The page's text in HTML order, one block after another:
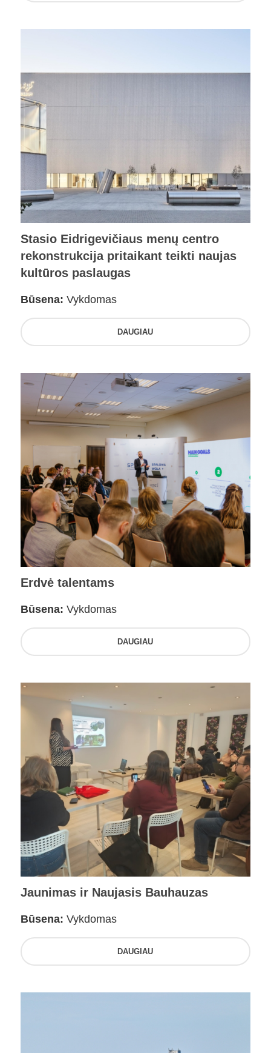
Stasio Eidrigevičiaus menų centro
rekonstrukcija pritaikant teikti naujas
kultūros paslaugas
Būsena: Vykdomas
DAUGIAU
Erdvė talentams
Būsena: Vykdomas
DAUGIAU
Jaunimas ir Naujasis Bauhauzas
Būsena: Vykdomas
DAUGIAU